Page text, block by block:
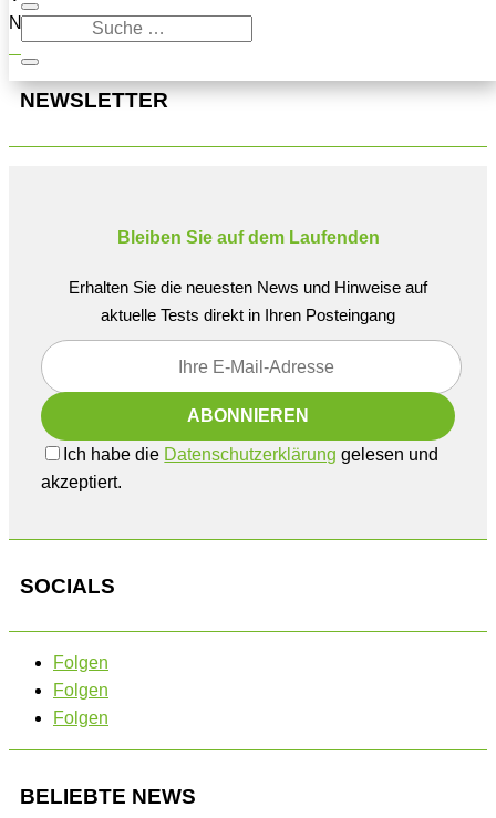
Navigation oben, um den Beitrag zu finden.
NEWSLETTER
Bleiben Sie auf dem Laufenden
Erhalten Sie die neuesten News und Hinweise auf
aktuelle Tests direkt in Ihren Posteingang
Ich habe die Datenschutzerklärung gelesen und
akzeptiert.
SOCIALS
Folgen
Folgen
Folgen
BELIEBTE NEWS